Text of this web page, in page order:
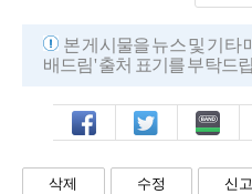
본 게시물을 뉴스 및 기타
배드림' 출처 표기를 부탁드
페북 트윗 밴드
삭제 수정 신고